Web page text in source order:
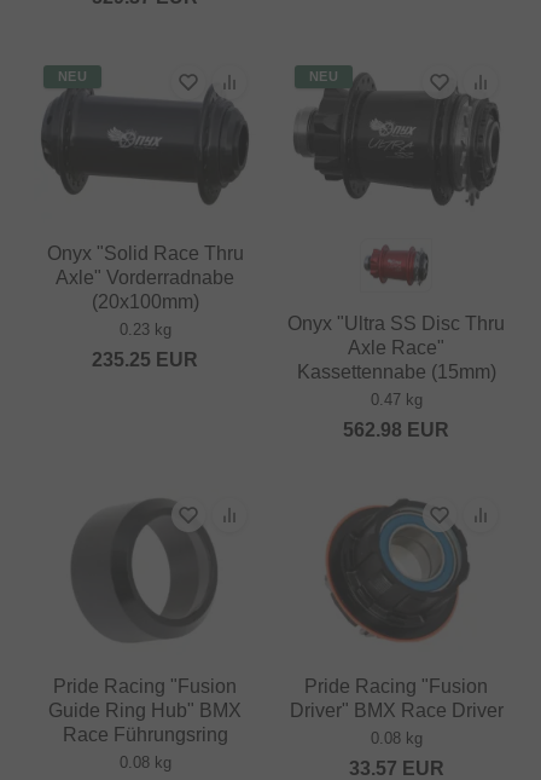
NEU
Onyx "Solid Race Thru
Axle" Vorderradnabe
(20x100mm)
0.23 kg
235.25 EUR
NEU
Onyx "Ultra SS Disc Thru
Axle Race"
Kassettennabe (15mm)
0.47 kg
562.98 EUR
Pride Racing "Fusion
Guide Ring Hub" BMX
Race Führungsring
0.08 kg
Pride Racing "Fusion
Driver" BMX Race Driver
0.08 kg
33.57 EUR